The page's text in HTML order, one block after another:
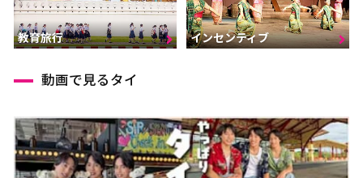
教育旅行 インセンティブ
動画で見るタイ